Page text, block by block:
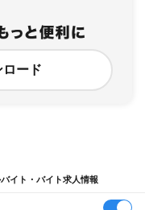
ード
イト・バイト求人情報